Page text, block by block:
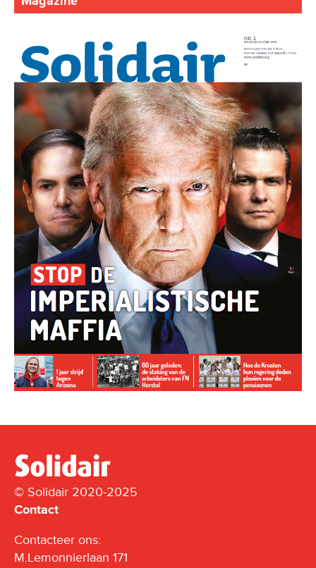
© Solidair 2020-2025
Contact
Contacteer ons:
M.Lemonnierlaan 171